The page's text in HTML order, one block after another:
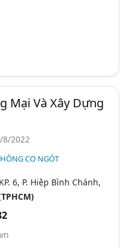
Mại Và Xây Dựng
2022
CO NGÓT
6, P. Hiệp Bình Chánh,